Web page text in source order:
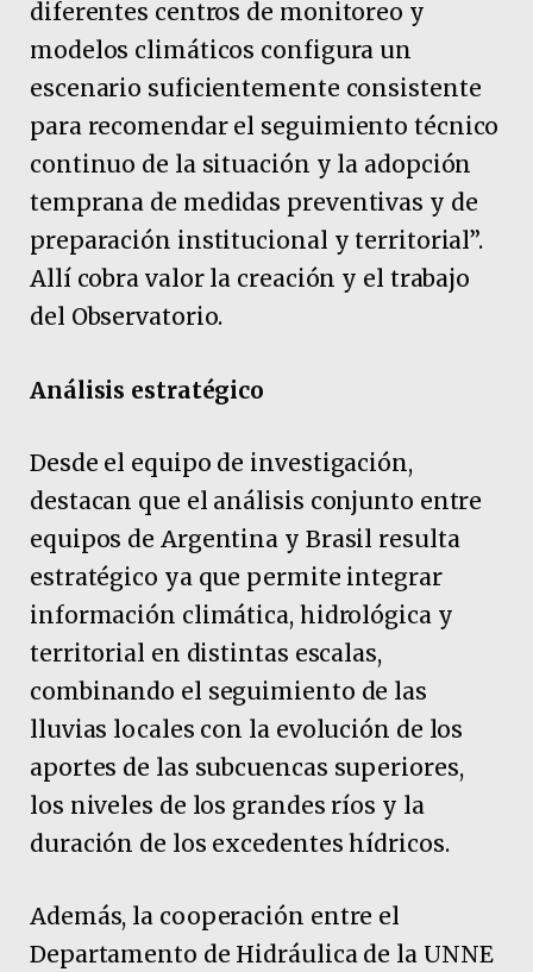
diferentes centros de monitoreo y
modelos climáticos configura un
escenario suficientemente consistente
para recomendar el seguimiento técnico
continuo de la situación y la adopción
temprana de medidas preventivas y de
preparación institucional y territorial”.
Allí cobra valor la creación y el trabajo
del Observatorio.
Análisis estratégico
Desde el equipo de investigación,
destacan que el análisis conjunto entre
equipos de Argentina y Brasil resulta
estratégico ya que permite integrar
información climática, hidrológica y
territorial en distintas escalas,
combinando el seguimiento de las
lluvias locales con la evolución de los
aportes de las subcuencas superiores,
los niveles de los grandes ríos y la
duración de los excedentes hídricos.
Además, la cooperación entre el
Departamento de Hidráulica de la UNNE